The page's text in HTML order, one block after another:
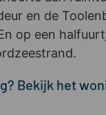
en de
op een
Bekijk het